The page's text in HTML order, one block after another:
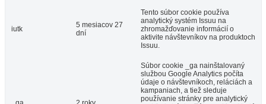
iutk
5 mesiacov 27
dní
Tento súbor cookie používa
analytický systém Issuu na
zhromažďovanie informácií o
aktivite návštevníkov na produktoch
Issuu.
Súbor cookie _ga nainštalovaný
službou Google Analytics počíta
údaje o návštevníkoch, reláciách a
kampaniach, a tiež sleduje
používanie stránky pre analytický